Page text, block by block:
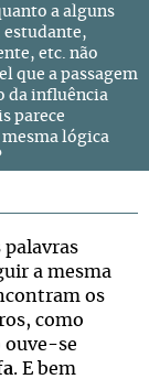
a alguns
estudante,
etc. não
que a passagem
da influência
parece
mesma lógica
palavras
a mesma
os
como
ouve-se
. E bem